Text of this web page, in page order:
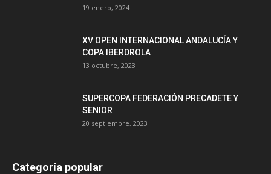
19 enero, 2024
XV OPEN INTERNACIONAL ANDALUCÍA Y
COPA IBERDROLA
13 octubre, 2023
SUPERCOPA FEDERACIÓN PRECADETE Y
SENIOR
20 septiembre, 2023
Categoría popular